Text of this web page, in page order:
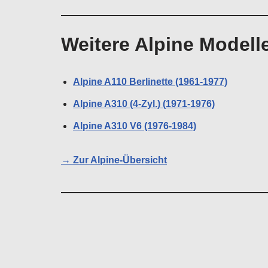
Weitere Alpine
Alpine A110 Berlinette (1961-1977)
Alpine A310 (4-Zyl.) (1971-1976)
Alpine A310 V6 (1976-1984)
→ Zur Alpine-Übersicht